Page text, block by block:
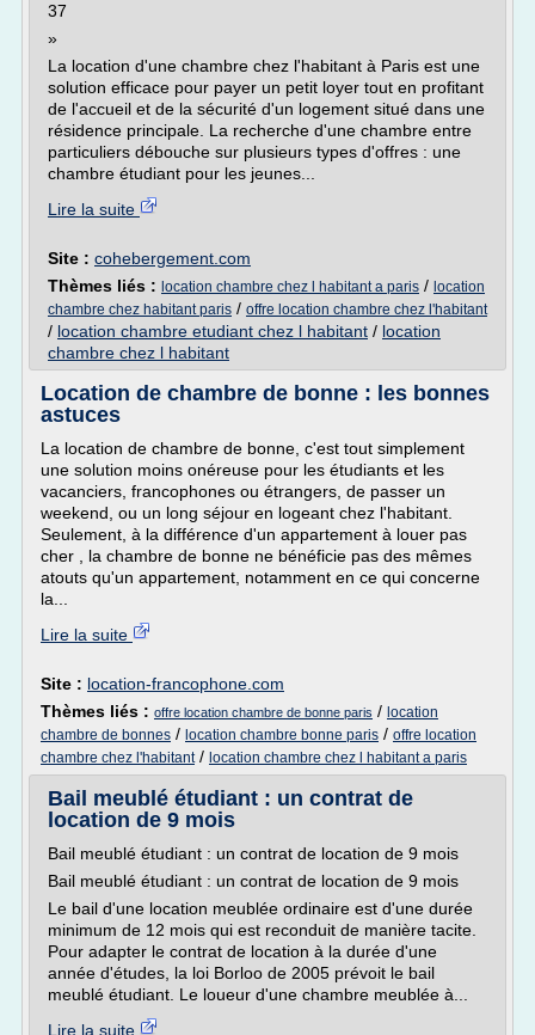
37
»
La location d'une chambre chez l'habitant à Paris est une
solution efficace pour payer un petit loyer tout en profitant
de l'accueil et de la sécurité d'un logement situé dans une
résidence principale. La recherche d'une chambre entre
particuliers débouche sur plusieurs types d'offres : une
chambre étudiant pour les jeunes...
Lire la suite
Site : cohebergement.com
Thèmes liés : location chambre chez l habitant a paris / location
chambre chez habitant paris / offre location chambre chez l'habitant
/ location chambre etudiant chez l habitant / location
chambre chez l habitant
Location de chambre de bonne : les bonnes
astuces
La location de chambre de bonne, c'est tout simplement
une solution moins onéreuse pour les étudiants et les
vacanciers, francophones ou étrangers, de passer un
weekend, ou un long séjour en logeant chez l'habitant.
Seulement, à la différence d'un appartement à louer pas
cher , la chambre de bonne ne bénéficie pas des mêmes
atouts qu'un appartement, notamment en ce qui concerne
la...
Lire la suite
Site : location-francophone.com
Thèmes liés : offre location chambre de bonne paris / location
chambre de bonnes / location chambre bonne paris / offre location
chambre chez l'habitant/ location chambre chez l habitant a paris
Bail meublé étudiant : un contrat de
location de 9 mois
Bail meublé étudiant : un contrat de location de 9 mois
Bail meublé étudiant : un contrat de location de 9 mois
Le bail d'une location meublée ordinaire est d'une durée
minimum de 12 mois qui est reconduit de manière tacite.
Pour adapter le contrat de location à la durée d'une
année d'études, la loi Borloo de 2005 prévoit le bail
meublé étudiant. Le loueur d'une chambre meublée à...
Lire la suite